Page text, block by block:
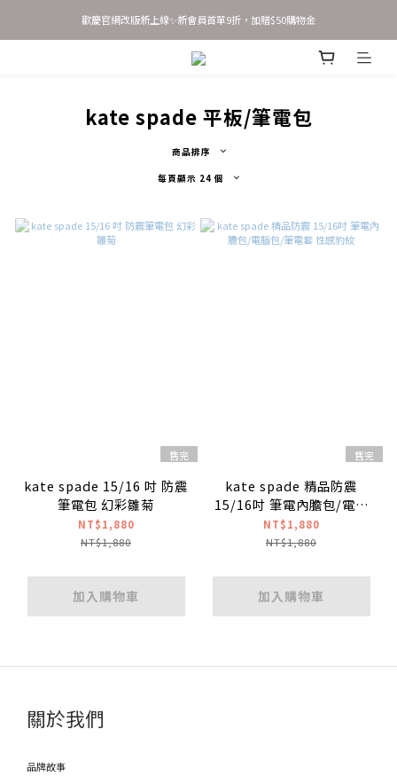
歡慶官網改版新上線✨新會員首單9折，加贈$50購物金
歡慶官網改版新上線✨新會員首單9折，加贈$50購物金
新會員 立即輸入優惠碼 JOINSASABELLA 享首單9折優惠！
kate spade 平板/筆電包
商品排序
每頁顯示 24 個
售完
kate spade 15/16 吋 防震
筆電包 幻彩雛菊
NT$1,880
NT$1,880
加入購物車
售完
kate spade 精品防震
15/16吋 筆電內膽包/電腦
包/筆電套 性感豹紋
NT$1,880
NT$1,880
加入購物車
關於我們
品牌故事